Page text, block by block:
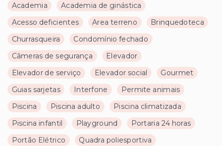
Academia
Academia de ginástica
Acesso deficientes
Area terreno
Brinquedoteca
Churrasqueira
Condomínio fechado
Câmeras de segurança
Elevador
Elevador de serviço
Elevador social
Gourmet
Guias sarjetas
Interfone
Permite animais
Piscina
Piscina adulto
Piscina climatizada
Piscina infantil
Playground
Portaria 24 horas
Portão Elétrico
Quadra poliesportiva